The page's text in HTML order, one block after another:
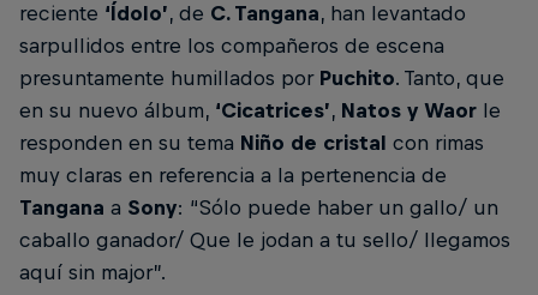
reciente ‘Ídolo’, de C. Tangana, han levantado
sarpullidos entre los compañeros de escena
presuntamente humillados por Puchito. Tanto, que
en su nuevo álbum, ‘Cicatrices’, Natos y Waor le
responden en su tema Niño de cristal con rimas
muy claras en referencia a la pertenencia de
Tangana a Sony: “Sólo puede haber un gallo/ un
caballo ganador/ Que le jodan a tu sello/ llegamos
aquí sin major”.